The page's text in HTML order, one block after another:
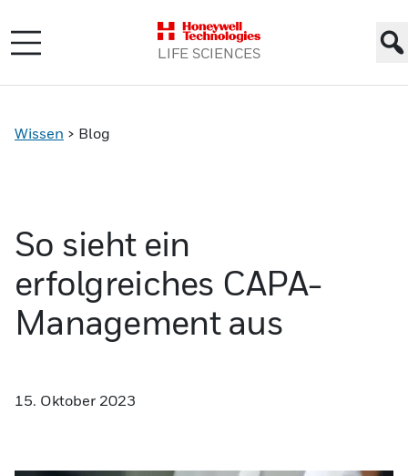
LIFE SCIENCES
Wissen > Blog
So sieht ein
erfolgreiches CAPA-
Management aus
15. Oktober 2023